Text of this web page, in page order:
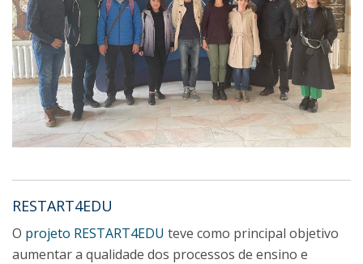
RESTART4EDU
O projeto RESTART4EDU teve como principal objetivo
aumentar a qualidade dos processos de ensino e